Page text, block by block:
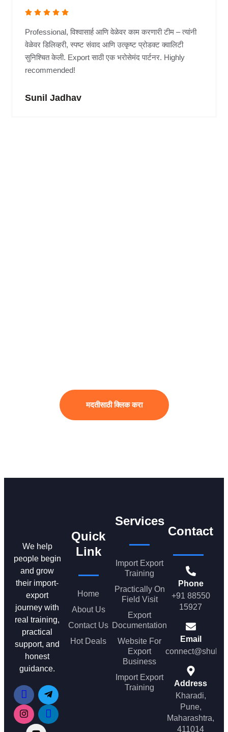
Professional, विश्वासार्ह आणि वेळेवर काम करणारी टीम – त्यांनी
वेळेवर डिलिव्हरी, स्पष्ट संवाद आणि उत्कृष्ट प्रोडक्ट क्वालिटी
सुनिश्चित केली. Export साठी एक भरोसेमंद पार्टनर. Highly
recommended!
Sunil Jadhav
मदतीसाठी क्लिक करा
We help
people begin
and grow
their import-
export
journey with
real training,
practical
support, and
honest
guidance.
Quick
Link
Home
About Us
Contact Us
Hot Deals
Services
Import Export
Training
Practically On
Field Visit
Export
Documentation
Website For
Export
Business
Import Export
Training
Contact
Phone
+91 88550
15927
Email
Address
Kharadi,
Pune,
Maharashtra,
411014